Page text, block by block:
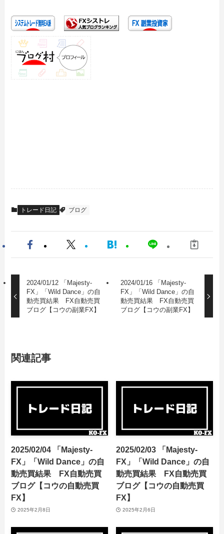
トレード日記 ブログ
2024/01/12 「Majesty-
FX」「Wild Dance」の自
動売買結果 FX自動売買
ブログ【コウの副業FX】
2024/01/16 「Majesty-
FX」「Wild Dance」の自
動売買結果 FX自動売買
ブログ【コウの副業FX】
関連記事
2025/02/04 「Majesty-
FX」「Wild Dance」の自
動売買結果 FX自動売買
ブログ【コウの自動売買
FX】
2025年2月8日
2025/02/03 「Majesty-
FX」「Wild Dance」の自
動売買結果 FX自動売買
ブログ【コウの自動売買
FX】
2025年2月6日